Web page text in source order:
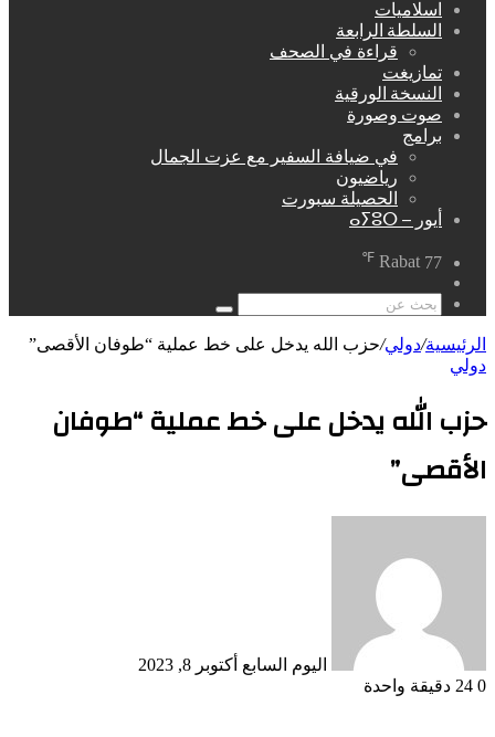
اسلاميات
السلطة الرابعة
قراءة في الصحف
تمازيغت
النسخة الورقية
صوت وصورة
برامج
في ضيافة السفير مع عزت الجمال
رياضيون
الحصيلة سبورت
أيور – ⴰⵢⵓⵔ
Rabat 77
℉
عشوائي
بحث
عن
الرئيسية/دولي/حزب الله يدخل على خط عملية “طوفان الأقصى”
دولي
حزب الله يدخل على خط عملية “طوفان
الأقصى”
اليوم السابع أكتوبر 8, 2023
0
دقيقة واحدة